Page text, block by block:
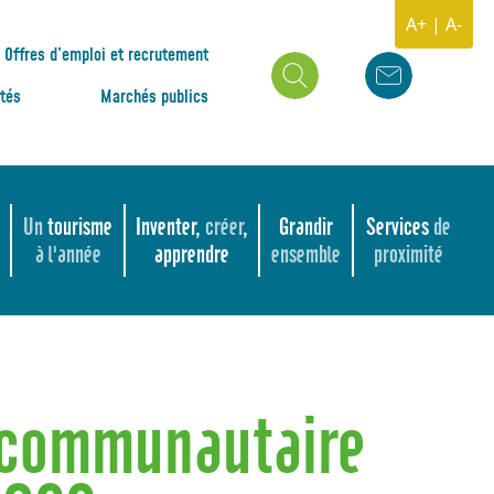
A+ | A-
Offres d’emploi et recrutement
Marchés publics
Untourisme
à l'année
Inventer, créer,
apprendre
Grandir
ensemble
Services de
proximité